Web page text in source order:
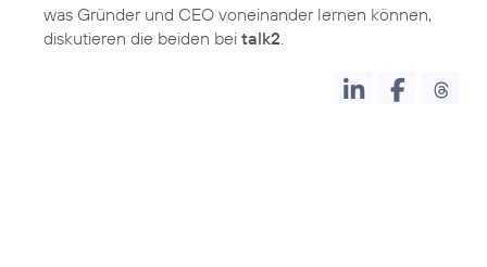
was Gründer und CEO voneinander lernen können,
diskutieren die beiden bei talk2.